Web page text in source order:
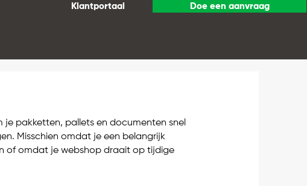
Klantportaal Doe een aanvraag
pakketten, pallets en documenten snel
Misschien omdat je een belangrijk
of omdat je webshop draait op tijdige